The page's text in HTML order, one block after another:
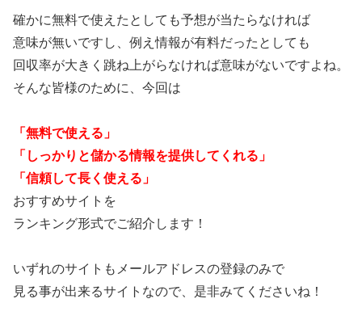
確かに無料で使えたとしても予想が当たらなければ
意味が無いですし、例え情報が有料だったとしても
回収率が大きく跳ね上がらなければ意味がないですよね。
そんな皆様のために、今回は
「無料で使える」
「しっかりと儲かる情報を提供してくれる」
「信頼して長く使える」
おすすめサイトを
ランキング形式でご紹介します！
いずれのサイトもメールアドレスの登録のみで
見る事が出来るサイトなので、是非みてくださいね！